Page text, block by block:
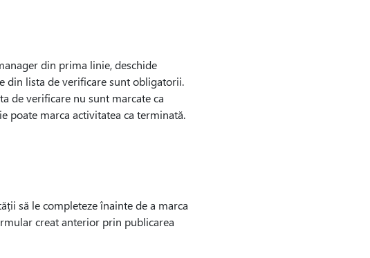
din prima linie, deschide
din lista de verificare sunt obligatorii.
de verificare nu sunt marcate ca
poate marca activitatea ca terminată.
să le completeze înainte de a marca
creat anterior prin publicarea